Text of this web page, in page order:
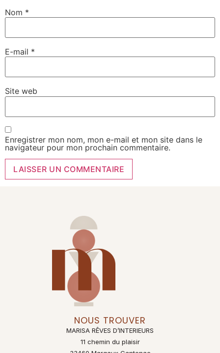
Nom *
E-mail *
Site web
Enregistrer mon nom, mon e-mail et mon site dans le
navigateur pour mon prochain commentaire.
NOUS TROUVER
MARISA RÊVES D’INTERIEURS
11 chemin du plaisir